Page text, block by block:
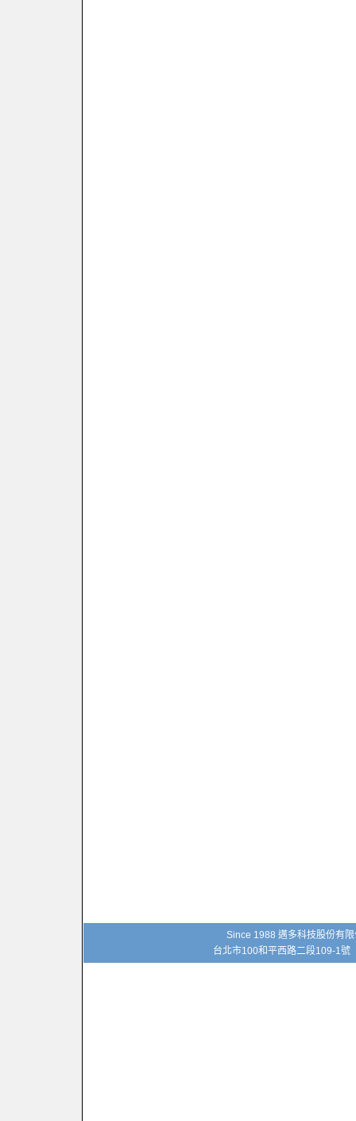
Since 1988 邁多科技股份
台北市100和平西路二段109-1號